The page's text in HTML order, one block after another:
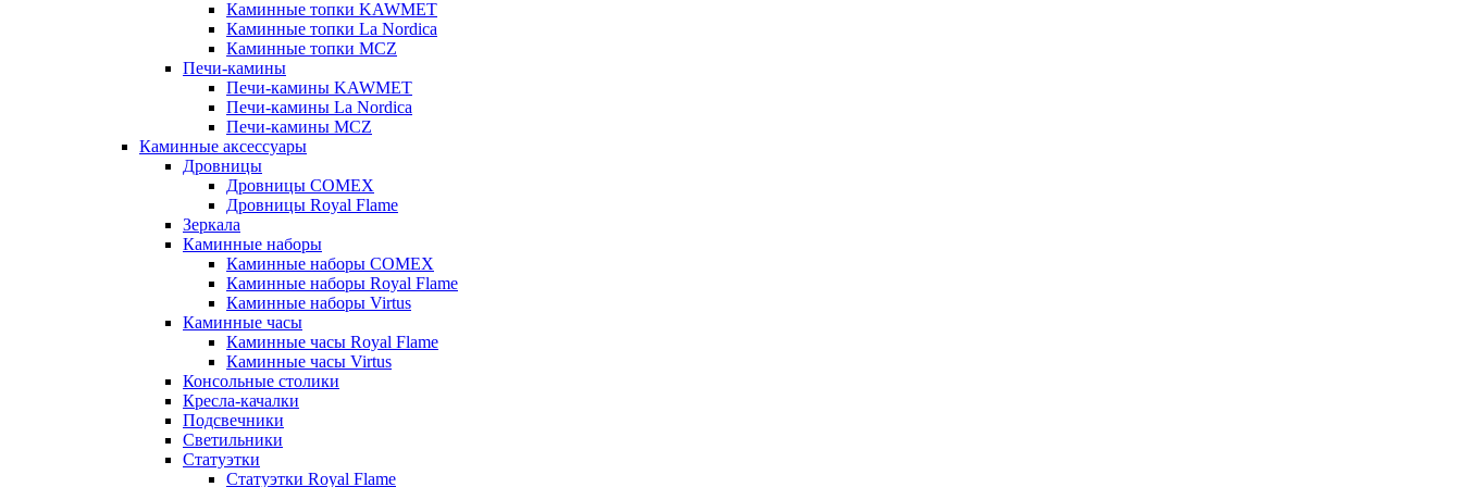
Каминные топки KAWMET
Каминные топки La Nordica
Каминные топки MCZ
Печи-камины
Печи-камины KAWMET
Печи-камины La Nordica
Печи-камины MCZ
Каминные аксессуары
Дровницы
Дровницы COMEX
Дровницы Royal Flame
Зеркала
Каминные наборы
Каминные наборы COMEX
Каминные наборы Royal Flame
Каминные наборы Virtus
Каминные часы
Каминные часы Royal Flame
Каминные часы Virtus
Консольные столики
Кресла-качалки
Подсвечники
Светильники
Статуэтки
Статуэтки Royal Flame